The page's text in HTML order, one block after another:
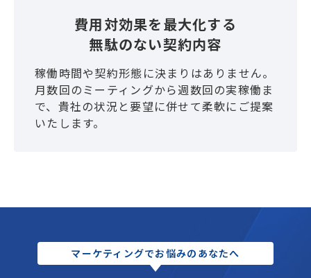
費用対効果を最大化する
無駄のない契約内容
稼働時間や契約形態に決まりはありません。
月数回のミーティングから週数回の実稼働ま
で、貴社の状況と要望に併せて柔軟にご提案
いたします。
マーケティングでお悩みのあなたへ